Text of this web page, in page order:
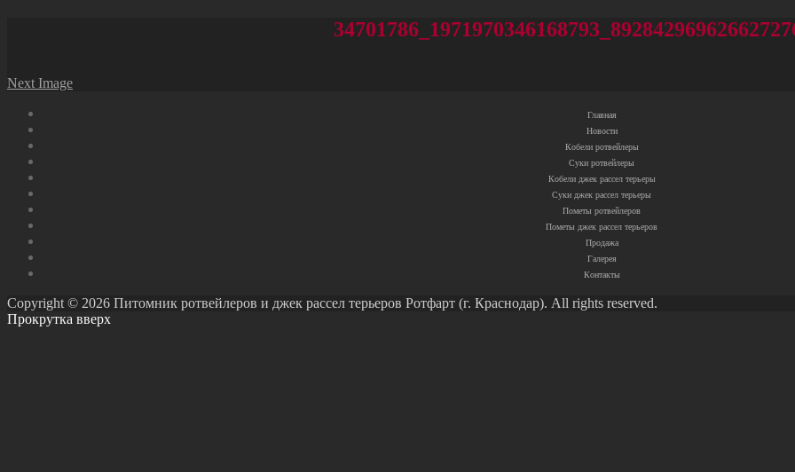
Next Image
Главная
Новости
Кобели ротвейлеры
Суки ротвейлеры
Кобели джек рассел терьеры
Суки джек рассел терьеры
Пометы ротвейлеров
Пометы джек рассел терьеров
Продажа
Галерея
Контакты
Copyright © 2026 Питомник ротвейлеров и джек рассел терьеров Ротфарт (г. Краснодар). All rights reserved.
Прокрутка вверх